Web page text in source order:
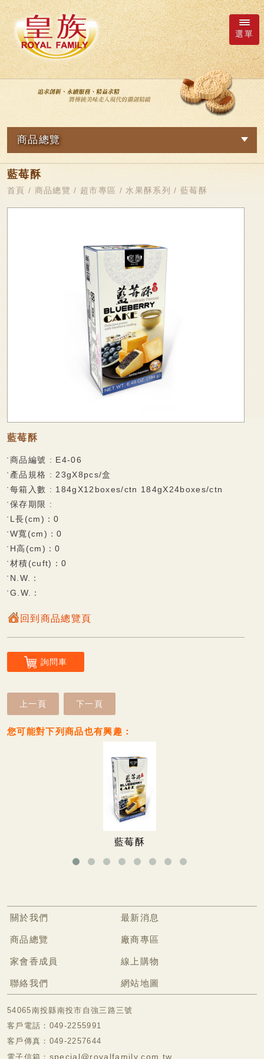
選單
語系
繁體中文
日本語
English
關於我們
最新消息
商品總覽
網路訂購
新品專區
皇族Family
軟Q麻糬系列
可可麻糬系列
法式薄脆餅系列
乳果大福系列
果凍系列
巧克力披覆系列
水果酥系列
雪花酥系列
杏仁餅系列
觀光專區
鮮果凍系列
香脆蛋捲系列
風味麻糬(派)餅系列
巧克力披覆系列
藍莓酥
首頁 / 商品總覽 / 超市專區 / 水果酥系列 / 藍莓酥
藍莓酥
商品編號 : E4-06
產品規格 : 23gX8pcs/盒
每箱入數 : 184gX12boxes/ctn 184gX24boxes/ctn
保存期限 :
L長(cm)：0
W寬(cm)：0
H高(cm)：0
材積(cuft)：0
N.W.：
G.W.：
回到商品總覽頁
詢問車
上一頁 下一頁
您可能對下列商品也有興趣：
藍莓酥
關於我們 最新消息
商品總覽 廠商專區
家會香成員 線上購物
聯絡我們 網站地圖
54065南投縣南投市自強三路三號
客戶電話：049-2255991
客戶傳真：049-2257644
電子信箱： special@royalfamily.com.tw